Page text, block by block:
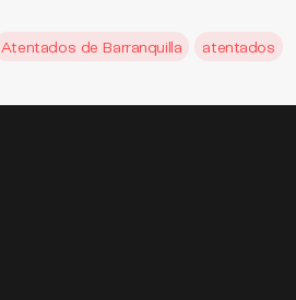
Atentados de Barranquilla atentados